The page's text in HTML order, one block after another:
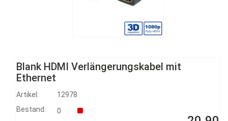
Blank HDMI Verlängerungskabel mit
Ethernet
Artikel: 12978
Bestand:
0